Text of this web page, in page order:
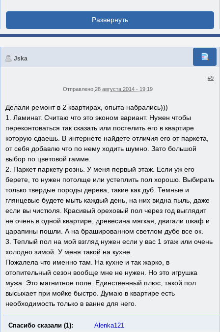
Jska
#9
Отправлено 28 августа 2014 - 19:19
Делали ремонт в 2 квартирах, опыта набрались)))
1. Ламинат. Считаю что это эконом вариант. Нужен чтобы
переконтоваться так сказать или постелить его в квартире
которую сдаешь. В интернете найдете отличия его от паркета,
от себя добавлю что по нему ходить шумно. Зато большой
выбор по цветовой гамме.
2. Паркет паркету рознь. У меня первый этаж. Если уж его
берете, то нужен потолще или устеплить пол хорошо. Выбирать
только твердые породы дерева, такие как дуб. Темные и
глянцевые будете мыть каждый день, на них видна пыль, даже
если вы чистюля. Красивый ореховый пол через год выглядит
не очень в одной квартире, древесина мягкая, двигали шкаф и
царапины пошли. А на брашированном светлом дубе все ок.
3. Теплый пол на мой взгляд нужен если у вас 1 этаж или очень
холодно зимой. У меня такой на кухне.
Пожалела что именно там. На кухне и так жарко, в
отопительный сезон вообще мне не нужен. Но это игрушка
мужа. Это магнитное поле. Единственный плюс, такой пол
высыхает при мойке быстро. Думаю в квартире есть
необходимость только в ванне для него.
Спасибо сказали (1): Alenka121